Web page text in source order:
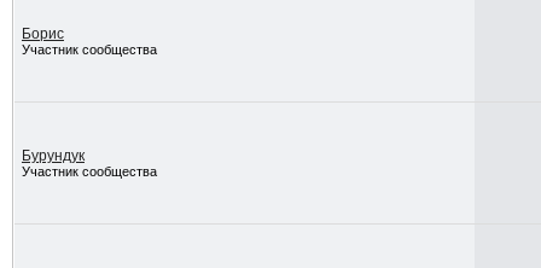
Борис
Участник сообщества
Бурундук
Участник сообщества